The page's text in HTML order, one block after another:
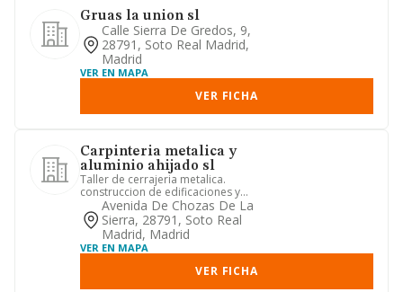
Gruas la union sl
Calle Sierra De Gredos, 9,
28791, Soto Real Madrid,
Madrid
VER EN MAPA
VER FICHA
Carpinteria metalica y
aluminio ahijado sl
Taller de cerrajeria metalica.
construccion de edificaciones y
estructuras metalicas
Avenida De Chozas De La
Sierra, 28791, Soto Real
Madrid, Madrid
VER EN MAPA
VER FICHA